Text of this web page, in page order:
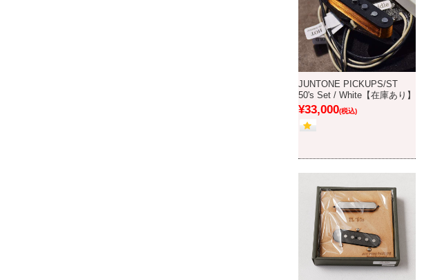
JUNTONE PICKUPS/ST
50's Set / White【在庫あり】
¥33,000(税込)